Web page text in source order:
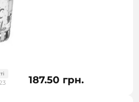
187.50 грн.